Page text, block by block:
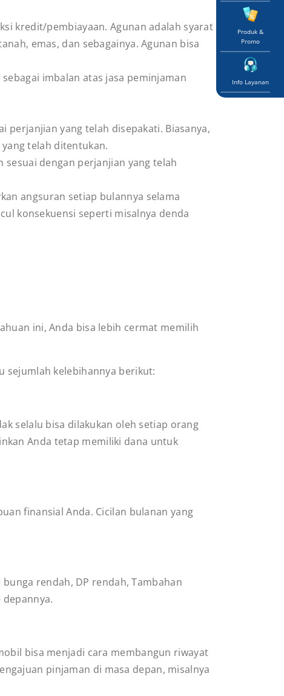
Produk &
Promo
Info Layanan
kredit/pembiayaan. Agunan adalah syarat
emas, dan sebagainya. Agunan bisa
imbalan atas jasa peminjaman
perjanjian yang telah disepakati. Biasanya,
telah ditentukan.
dengan perjanjian yang telah
angsuran setiap bulannya selama
konsekuensi seperti misalnya denda
ini, Anda bisa lebih cermat memilih
sejumlah kelebihannya berikut:
selalu bisa dilakukan oleh setiap orang
Anda tetap memiliki dana untuk
finansial Anda. Cicilan bulanan yang
rendah, DP rendah, Tambahan
bisa menjadi cara membangun riwayat
pinjaman di masa depan, misalnya